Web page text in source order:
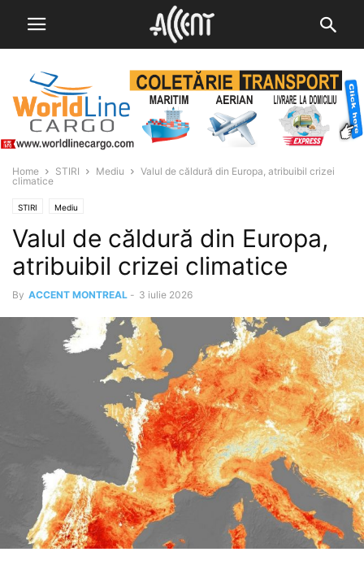
Home STIRI Mediu
Valul de căldură din Europa, atribuibil crizei
climatice
STIRI Mediu
Valul de căldură din Europa,
atribuibil crizei climatice
By ACCENT MONTREAL - 3 iulie 2026